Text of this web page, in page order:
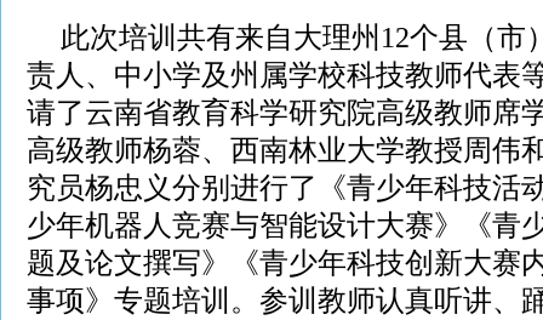
此次培训共有来自大理州12个县（市
责人、中小学及州属学校科技教师代表
请了云南省教育科学研究院高级教师席
高级教师杨蓉、西南林业大学教授周伟
究员杨忠义分别进行了《青少年科技活
少年机器人竞赛与智能设计大赛》《青
题及论文撰写》《青少年科技创新大赛
事项》专题培训。参训教师认真听讲、